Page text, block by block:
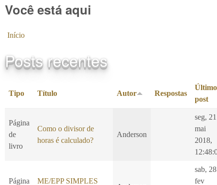
Você está aqui
Início
Posts recentes
Tipo Título Autor Respostas
Último
post
Página
de
livro
Como o divisor de
horas é calculado?
Anderson
seg, 21
mai
2018,
Página
ME/EPP SIMPLES
sab, 28
fev